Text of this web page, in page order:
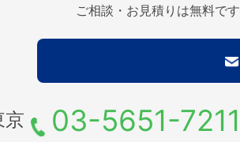
ご相談・お見積りは無料で
京 03-5651-7211